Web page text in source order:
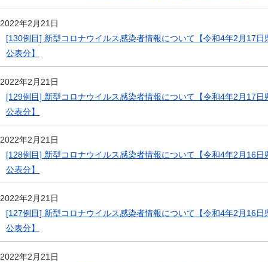
2022年2月21日
[130例目] 新型コロナウイルス感染者情報について【令和4年2月17日
公表分】
2022年2月21日
[129例目] 新型コロナウイルス感染者情報について【令和4年2月17日
公表分】
2022年2月21日
[128例目] 新型コロナウイルス感染者情報について【令和4年2月16日
公表分】
2022年2月21日
[127例目] 新型コロナウイルス感染者情報について【令和4年2月16日
公表分】
2022年2月21日